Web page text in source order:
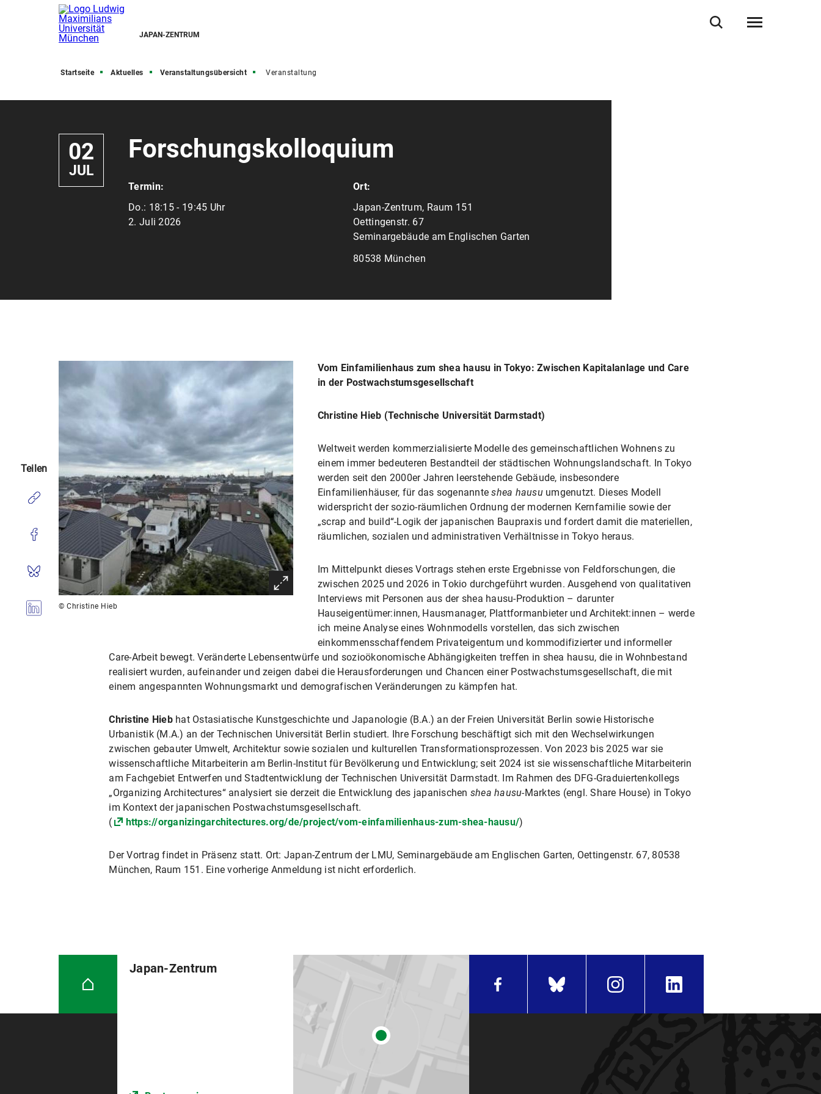
JAPAN-ZENTRUM
Startseite Aktuelles Veranstaltungsübersicht Veranstaltung
02
JUL
Forschungskolloquium
Termin:
Do.: 18:15 - 19:45 Uhr
2. Juli 2026
Ort:
Japan-Zentrum, Raum 151
Oettingenstr. 67
Seminargebäude am Englischen Garten
80538 München
© Christine Hieb
Vom Einfamilienhaus zum shea hausu in Tokyo: Zwischen Kapitalanlage und Care
in der Postwachstumsgesellschaft
Christine Hieb (Technische Universität Darmstadt)
Weltweit werden kommerzialisierte Modelle des gemeinschaftlichen Wohnens zu
einem immer bedeuteren Bestandteil der städtischen Wohnungslandschaft. In Tokyo
werden seit den 2000er Jahren leerstehende Gebäude, insbesondere
Einfamilienhäuser, für das sogenannteshea hausuumgenutzt. Dieses Modell
widerspricht der sozio-räumlichen Ordnung der modernen Kernfamilie sowie der
„scrap and build“-Logik der japanischen Baupraxis und fordert damit die materiellen,
räumlichen, sozialen und administrativen Verhältnisse in Tokyo heraus.
Im Mittelpunkt dieses Vortrags stehen erste Ergebnisse von Feldforschungen, die
zwischen 2025 und 2026 in Tokio durchgeführt wurden. Ausgehend von qualitativen
Interviews mit Personen aus der shea hausu-Produktion – darunter
Hauseigentümer:innen, Hausmanager, Plattformanbieter und Architekt:innen – werde
ich meine Analyse eines Wohnmodells vorstellen, das sich zwischen
einkommensschaffendem Privateigentum und kommodifizierter und informeller
Care-Arbeit bewegt. Veränderte Lebensentwürfe und sozioökonomische Abhängigkeiten treffen in shea hausu, die in Wohnbestand
realisiert wurden, aufeinander und zeigen dabei die Herausforderungen und Chancen einer Postwachstumsgesellschaft, die mit
einem angespannten Wohnungsmarkt und demografischen Veränderungen zu kämpfen hat.
Christine Hiebhat Ostasiatische Kunstgeschichte und Japanologie (B.A.) an der Freien Universität Berlin sowie Historische
Urbanistik (M.A.) an der Technischen Universität Berlin studiert. Ihre Forschung beschäftigt sich mit den Wechselwirkungen
zwischen gebauter Umwelt, Architektur sowie sozialen und kulturellen Transformationsprozessen. Von 2023 bis 2025 war sie
wissenschaftliche Mitarbeiterin am Berlin-Institut für Bevölkerung und Entwicklung; seit 2024 ist sie wissenschaftliche Mitarbeiterin
am Fachgebiet Entwerfen und Stadtentwicklung der Technischen Universität Darmstadt. Im Rahmen des DFG-Graduiertenkollegs
„Organizing Architectures“ analysiert sie derzeit die Entwicklung des japanischen shea hausu-Marktes (engl. Share House) in Tokyo
im Kontext der japanischen Postwachstumsgesellschaft.
(
https://organizingarchitectures.org/de/project/vom-einfamilienhaus-zum-shea-hausu/)
Der Vortrag findet in Präsenz statt. Ort: Japan-Zentrum der LMU, Seminargebäude am Englischen Garten, Oettingenstr. 67, 80538
München, Raum 151. Eine vorherige Anmeldung ist nicht erforderlich.
Teilen
Japan-Zentrum